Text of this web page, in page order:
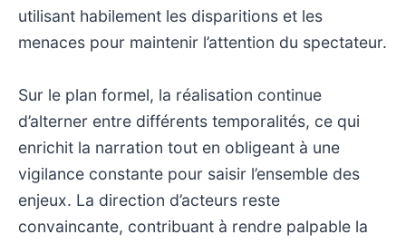
utilisant habilement les disparitions et les
menaces pour maintenir l’attention du spectateur.
Sur le plan formel, la réalisation continue
d’alterner entre différents temporalités, ce qui
enrichit la narration tout en obligeant à une
vigilance constante pour saisir l’ensemble des
enjeux. La direction d’acteurs reste
convaincante, contribuant à rendre palpable la